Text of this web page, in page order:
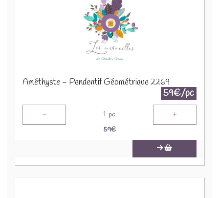
Améthyste - Pendentif Géométrique 2269
59€/pc
- 1 pc +
59€